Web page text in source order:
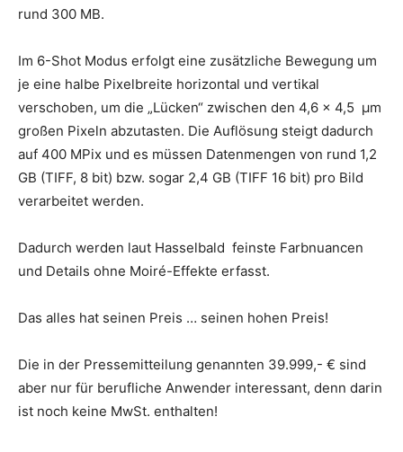
rund 300 MB.
Im 6-Shot Modus erfolgt eine zusätzliche Bewegung um
je eine halbe Pixelbreite horizontal und vertikal
verschoben, um die „Lücken“ zwischen den 4,6 x 4,5 µm
großen Pixeln abzutasten. Die Auflösung steigt dadurch
auf 400 MPix und es müssen Datenmengen von rund 1,2
GB (TIFF, 8 bit) bzw. sogar 2,4 GB (TIFF 16 bit) pro Bild
verarbeitet werden.
Dadurch werden laut Hasselbald feinste Farbnuancen
und Details ohne Moiré-Effekte erfasst.
Das alles hat seinen Preis … seinen hohen Preis!
Die in der Pressemitteilung genannten 39.999,- € sind
aber nur für berufliche Anwender interessant, denn darin
ist noch keine MwSt. enthalten!